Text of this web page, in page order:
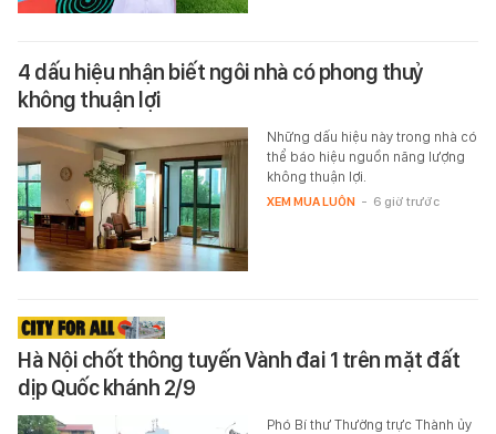
4 dấu hiệu nhận biết ngôi nhà có phong thuỷ
không thuận lợi
Những dấu hiệu này trong nhà có
thể báo hiệu nguồn năng lượng
không thuận lợi.
XEM MUA LUÔN - 6 giờ trước
Hà Nội chốt thông tuyến Vành đai 1 trên mặt đất
dịp Quốc khánh 2/9
Phó Bí thư Thường trực Thành ủy